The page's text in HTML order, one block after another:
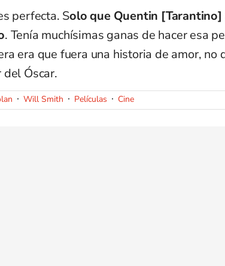
perfecta. Solo que Quentin
. Tenía muchísimas ganas de hacer esa
era que fuera una historia de amor, no
Óscar.
Will Smith Películas Cine